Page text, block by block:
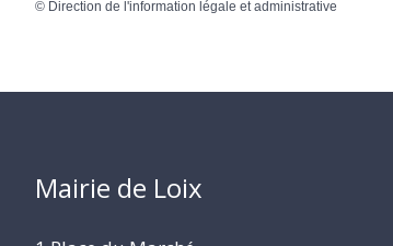
© Direction de l'information légale et administrative
Mairie de Loix